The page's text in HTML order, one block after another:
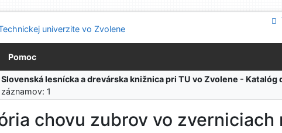
Pomoc
Slovenská lesnícka a drevárska knižnica pri TU vo Zvolene - Katalóg
1
chovu zubrov vo zverniciach